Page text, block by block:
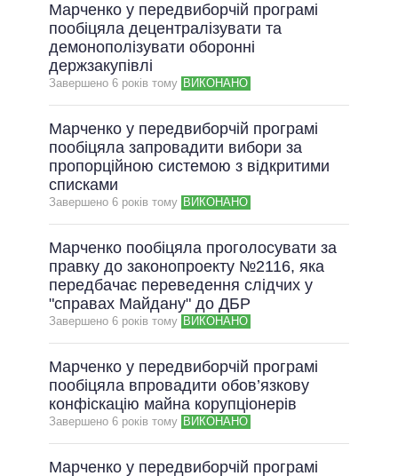
Марченко у передвиборчій програмі
пообіцяла децентралізувати та
демонополізувати оборонні
держзакупівлі
Завершено 6 рокiв тому ВИКОНАНО
Марченко у передвиборчій програмі
пообіцяла запровадити вибори за
пропорційною системою з відкритими
списками
Завершено 6 рокiв тому ВИКОНАНО
Марченко пообіцяла проголосувати за
правку до законопроекту №2116, яка
передбачає переведення слідчих у
"справах Майдану" до ДБР
Завершено 6 рокiв тому ВИКОНАНО
Марченко у передвиборчій програмі
пообіцяла впровадити обов’язкову
конфіскацію майна корупціонерів
Завершено 6 рокiв тому ВИКОНАНО
Марченко у передвиборчій програмі